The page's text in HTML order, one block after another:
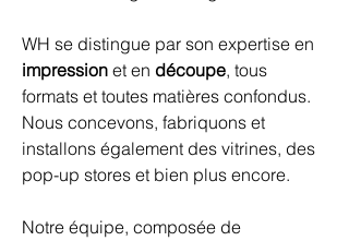
WH se distingue par son expertise en
impression et en découpe, tous
formats et toutes matières confondus.
Nous concevons, fabriquons et
installons également des vitrines, des
pop-up stores et bien plus encore.
Notre équipe, composée de